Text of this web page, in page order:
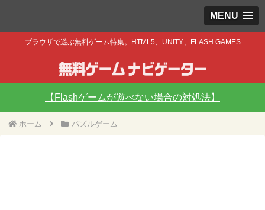
MENU
ブラウザで遊ぶ無料ゲーム特集。HTML5、UNITY、FLASH GAMES
【Flashゲームが遊べない場合の対処法】
ホーム パズルゲーム